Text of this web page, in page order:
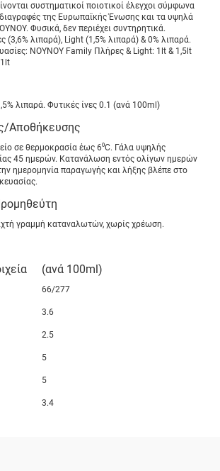
συστηµατικοί ποιοτικοί έλεγχοι σύµφωνα
της Ευρωπαϊκής Ένωσης και τα υψηλά
Φυσικά, δεν περιέχει συντηρητικά.
(3,6% λιπαρά), Light (1,5% λιπαρά) & 0% λιπαρά.
ΝΟΥΝΟΥ Family Πλήρες & Light: 1lt & 1,5lt
λιπαρά. Φυτικές ίνες 0.1 (ανά 100ml)
Αποθήκευσης
σε θερμοκρασία έως 6⁰C. Γάλα υψηλής
45 ημερών. Κατανάλωση εντός ολίγων ημερών
ημερομηνία παραγωγής και λήξης βλέπε στο
γραμμή καταναλωτών, χωρίς χρέωση.
(ανά 100ml)
66/277
3.6
2.5
5
5
3.4